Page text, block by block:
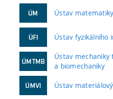
ÚM Ústav matematiky
ÚFI Ústav fyzikálního
ÚMTMB
Ústav
a biomechaniky
ÚMVI Ústav